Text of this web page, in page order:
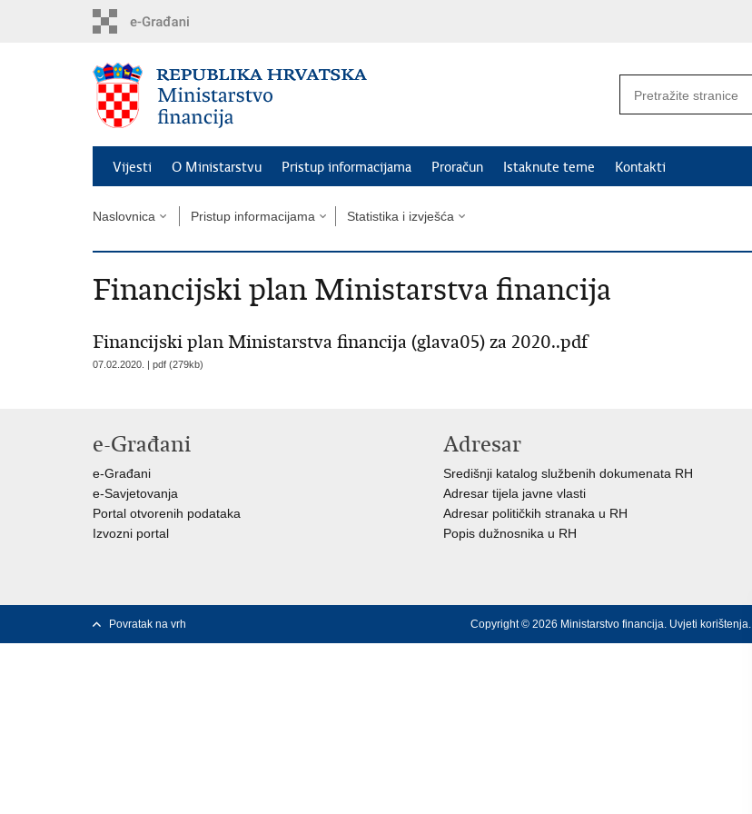
Vijesti O Ministarstvu Pristup informacijama Proračun Istaknute teme Kontakti
Naslovnica Pristup informacijama Statistika i izvješća
Financijski plan Ministarstva financija
Financijski plan Ministarstva financija (glava05) za 2020..pdf
07.02.2020. | pdf (279kb)
e-Građani
e-Građani
e-Savjetovanja
Portal otvorenih podataka
Izvozni portal
Adresar
Središnji katalog službenih dokumenata RH
Adresar tijela javne vlasti
Adresar političkih stranaka u RH
Popis dužnosnika u RH
Povratak na vrh Copyright © 2026 Ministarstvo financija. Uvjeti korištenja.